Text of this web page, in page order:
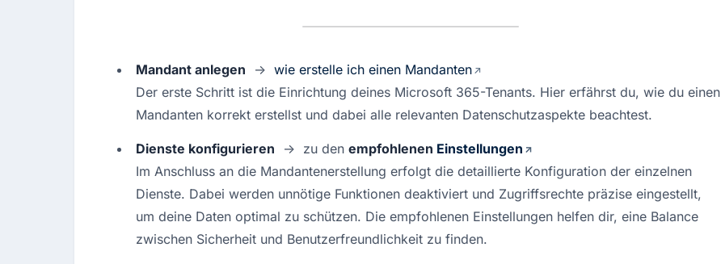
Mandant anlegen
  ->
wie erstelle ich einen Mandanten
Der erste Schritt ist die Einrichtung deines Microsoft 365-Tenants. Hier erfährst du, wie du einen
Mandanten korrekt erstellst und dabei alle relevanten Datenschutzaspekte beachtest.
Dienste konfigurieren
  ->  zu den
empfohlenen Einstellungen
Im Anschluss an die Mandantenerstellung erfolgt die detaillierte Konfiguration der einzelnen
Dienste. Dabei werden unnötige Funktionen deaktiviert und Zugriffsrechte präzise eingestellt,
um deine Daten optimal zu schützen. Die empfohlenen Einstellungen helfen dir, eine Balance
zwischen Sicherheit und Benutzerfreundlichkeit zu finden.